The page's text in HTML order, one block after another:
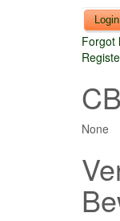
Forgot
None